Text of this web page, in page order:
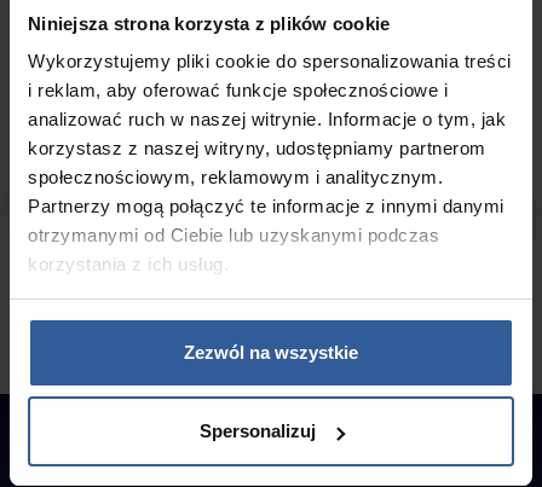
Niniejsza strona korzysta z plików cookie
Wykorzystujemy pliki cookie do spersonalizowania treści
i reklam, aby oferować funkcje społecznościowe i
analizować ruch w naszej witrynie. Informacje o tym, jak
korzystasz z naszej witryny, udostępniamy partnerom
społecznościowym, reklamowym i analitycznym.
Partnerzy mogą połączyć te informacje z innymi danymi
otrzymanymi od Ciebie lub uzyskanymi podczas
korzystania z ich usług.
Zezwól na wszystkie
Spersonalizuj
pan Andrzej, jest osobą mega komunikatywną.
Odbiera wszystkie telefony, odpisuje na
zadawane mailowo pytania. Na początku
byłem pełen obaw ze względu na to, że trzeba
50% kwoty zapłacić przed rozpoczęciem
transakcji. Kolejne 50% kwoty przy wysłaniu
wanny na miejsce do mnie. Moje obawy były
bezpodstawne, wszystko przebiegło w jak
najlepszym porządku. Czas oczekiwania na
wannę to kilka miesięcy ale warto poczekać.
Najlepiej kąpać się po zmroku, wtedy
różnokolorowe oświetlenie wanny jak i fontann
zwala z nóg.